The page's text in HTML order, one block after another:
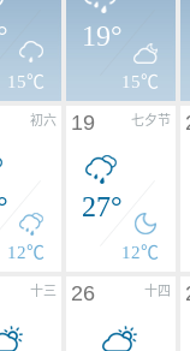
15℃
19°
15℃
初六
12℃
七夕节
19
27°
12℃
十三 十四
26